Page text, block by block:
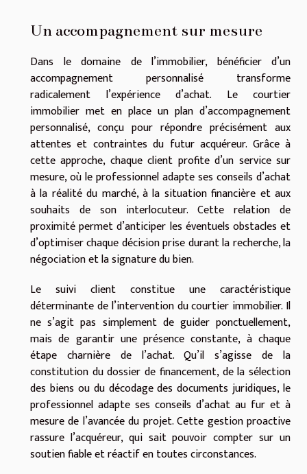
Un accompagnement sur mesure
Dans le domaine de l’immobilier, bénéficier d’un
accompagnement personnalisé transforme
radicalement l’expérience d’achat. Le courtier
immobilier met en place un plan d’accompagnement
personnalisé, conçu pour répondre précisément aux
attentes et contraintes du futur acquéreur. Grâce à
cette approche, chaque client profite d’un service sur
mesure, où le professionnel adapte ses conseils d’achat
à la réalité du marché, à la situation financière et aux
souhaits de son interlocuteur. Cette relation de
proximité permet d’anticiper les éventuels obstacles et
d’optimiser chaque décision prise durant la recherche, la
négociation et la signature du bien.
Le suivi client constitue une caractéristique
déterminante de l’intervention du courtier immobilier. Il
ne s’agit pas simplement de guider ponctuellement,
mais de garantir une présence constante, à chaque
étape charnière de l’achat. Qu’il s’agisse de la
constitution du dossier de financement, de la sélection
des biens ou du décodage des documents juridiques, le
professionnel adapte ses conseils d’achat au fur et à
mesure de l’avancée du projet. Cette gestion proactive
rassure l’acquéreur, qui sait pouvoir compter sur un
soutien fiable et réactif en toutes circonstances.